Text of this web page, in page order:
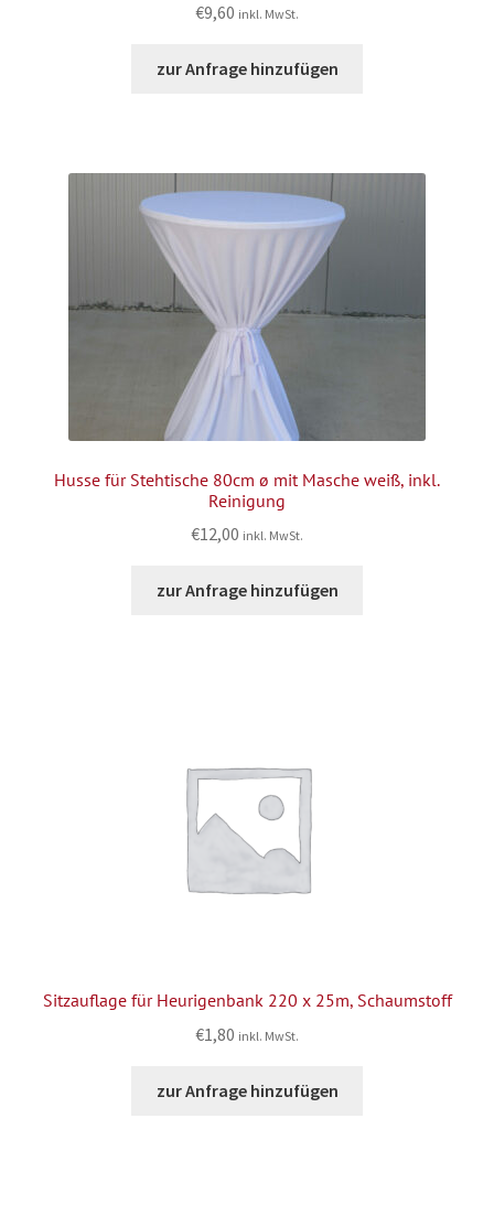
€9,60 inkl. MwSt.
zur Anfrage hinzufügen
Husse für Stehtische 80cm ø mit Masche weiß, inkl.
Reinigung
€12,00 inkl. MwSt.
zur Anfrage hinzufügen
Sitzauflage für Heurigenbank 220 x 25m, Schaumstoff
€1,80 inkl. MwSt.
zur Anfrage hinzufügen